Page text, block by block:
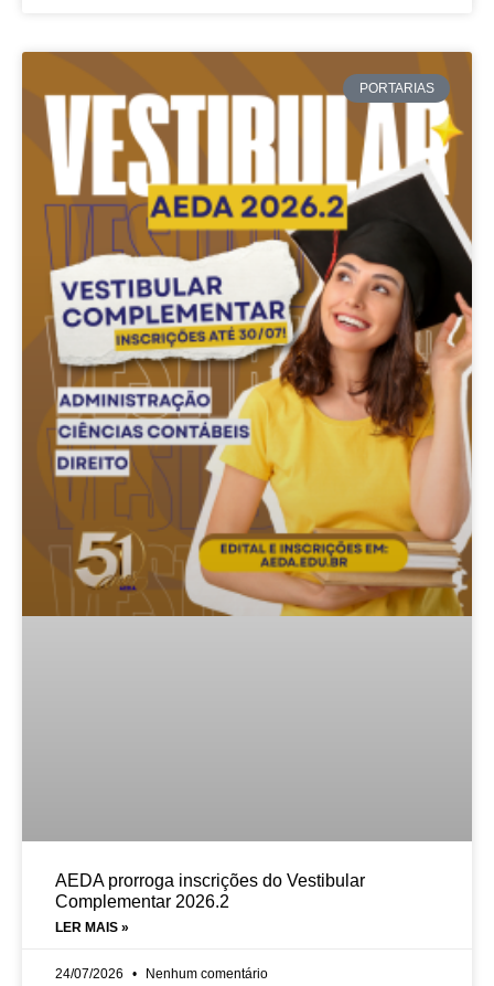
PORTARIAS
AEDA prorroga inscrições do Vestibular
Complementar 2026.2
LER MAIS »
24/07/2026 Nenhum comentário